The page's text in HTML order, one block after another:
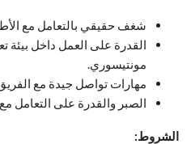
شغف حقيقي بالتعامل مع
القدرة على العمل داخل بيئة
مونتيسوري.
مهارات تواصل جيدة مع الفريق
الصبر والقدرة على التعامل
الشروط: